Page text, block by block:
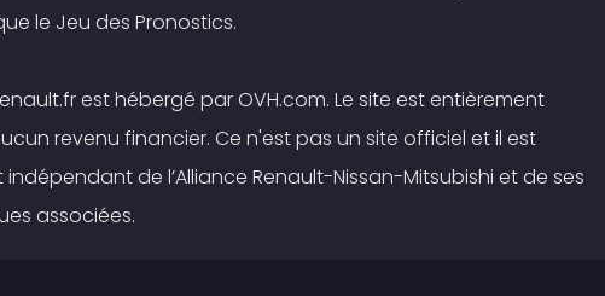
le Jeu des Pronostics.
est hébergé par OVH.com. Le site est entièrement
revenu financier. Ce n'est pas un site officiel et il est
de l’Alliance Renault-Nissan-Mitsubishi et de ses
associées.